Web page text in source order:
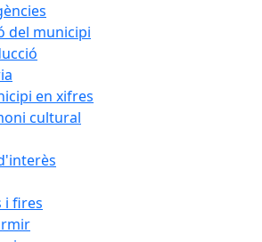
del municipi
en xifres
cultural
i fires